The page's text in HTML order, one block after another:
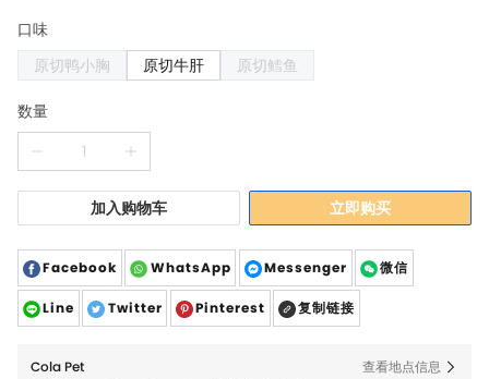
口味
原切鸭小胸
原切牛肝 原切鳕鱼
数量
加入购物车 立即购买
Facebook WhatsApp Messenger 微信
Line Twitter Pinterest 复制链接
Cola Pet
查看地点信息